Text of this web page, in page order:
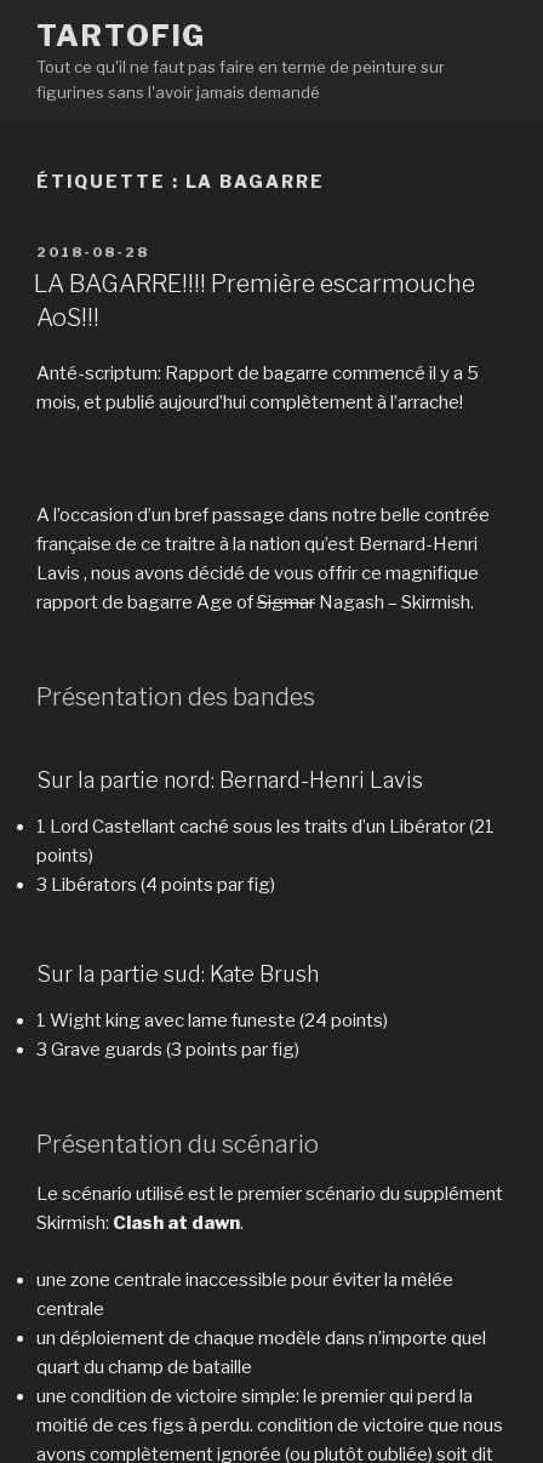
contenu
principal
TARTOFIG
Tout ce qu'il ne faut pas faire en terme de peinture sur
figurines sans l'avoir jamais demandé
ÉTIQUETTE : LA BAGARRE
PUBLIÉ
LE
2018-08-28
LA BAGARRE!!!! Première escarmouche
AoS!!!
Anté-scriptum: Rapport de bagarre commencé il y a 5
mois, et publié aujourd’hui complètement à l’arrache!
A l’occasion d’un bref passage dans notre belle contrée
française de ce traitre à la nation qu’est Bernard-Henri
Lavis , nous avons décidé de vous offrir ce magnifique
rapport de bagarre Age ofSigmar Nagash – Skirmish.
Présentation des bandes
Sur la partie nord: Bernard-Henri Lavis
1 Lord Castellant caché sous les traits d’un Libérator (21
points)
3 Libérators (4 points par fig)
Sur la partie sud: Kate Brush
1 Wight king avec lame funeste (24 points)
3 Grave guards (3 points par fig)
Présentation du scénario
Le scénario utilisé est le premier scénario du supplément
Skirmish: Clash at dawn.
une zone centrale inaccessible pour éviter la mêlée
centrale
un déploiement de chaque modèle dans n’importe quel
quart du champ de bataille
une condition de victoire simple: le premier qui perd la
moitié de ces figs à perdu. condition de victoire que nous
avons complètement ignorée (ou plutôt oubliée) soit dit